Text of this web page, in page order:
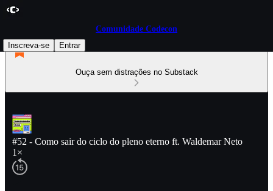
Comunidade Codecon
Inscreva-se
Entrar
Ouça sem distrações no Substack
#52 - Como sair do ciclo do pleno eterno ft. Waldemar Neto
1×